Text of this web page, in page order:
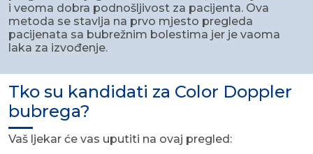
i veoma dobra podnošljivost za pacijenta. Ova
metoda se stavlja na prvo mjesto pregleda
pacijenata sa bubrežnim bolestima jer je vaoma
laka za izvođenje.
Tko su kandidati za Color Doppler
bubrega?
Vaš ljekar će vas uputiti na ovaj pregled: